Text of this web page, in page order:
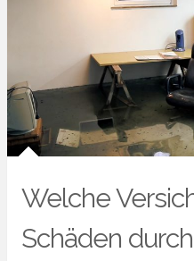
Welche
Schäden